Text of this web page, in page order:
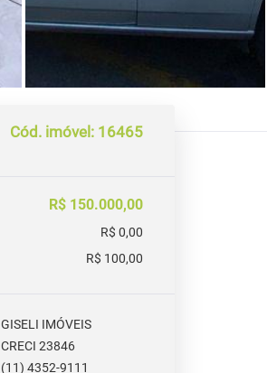
Cód. imóvel: 16465
R$ 150.000,00
R$ 0,00
R$ 100,00
GISELI IMÓVEIS
CRECI 23846
(11) 4352-9111